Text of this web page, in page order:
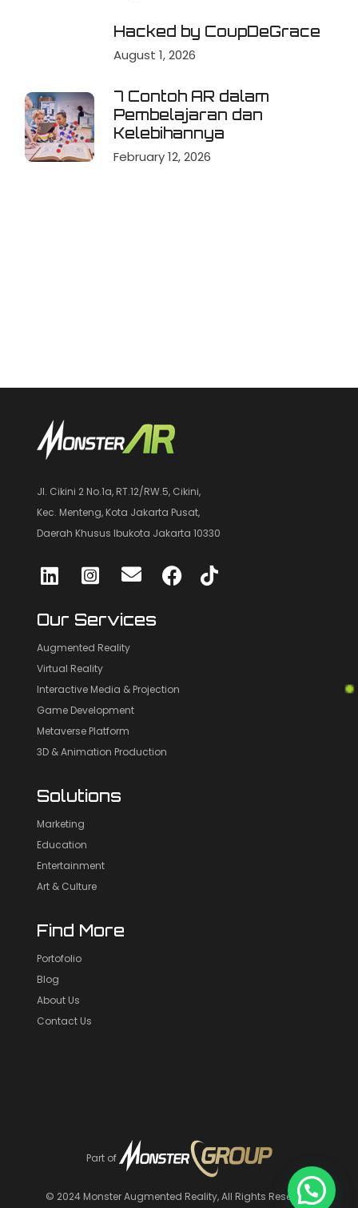
Hacked by CoupDeGrace
August 1, 2026
7 Contoh AR dalam
Pembelajaran dan
Kelebihannya
February 12, 2026
Jl. Cikini 2 No.1a, RT.12/RW.5, Cikini,
Kec. Menteng, Kota Jakarta Pusat,
Daerah Khusus Ibukota Jakarta 10330
Our Services
Augmented Reality
Virtual Reality
Interactive Media & Projection
Game Development
Metaverse Platform
3D & Animation Production
Solutions
Marketing
Education
Entertainment
Art & Culture
Find More
Portofolio
Blog
About Us
Contact Us
Part of
© 2024 Monster Augmented Reality, All Rights Reserved